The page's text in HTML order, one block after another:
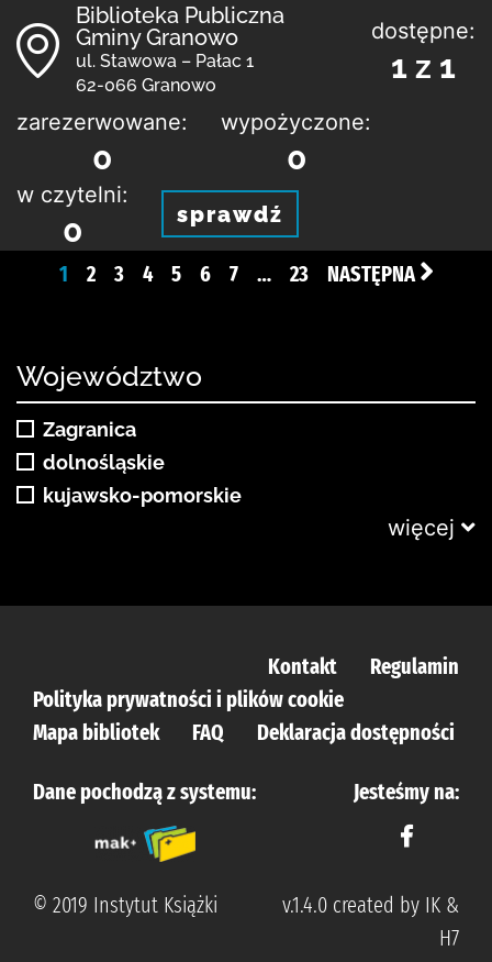
Biblioteka Publiczna
Gminy Granowo
ul. Stawowa – Pałac 1
62-066 Granowo
dostępne:
1 z 1
zarezerwowane:
0
wypożyczone:
0
w czytelni:
0 sprawdź
1 2 3 4 5 6 7 … 23 NASTĘPNA
Województwo
Zagranica
dolnośląskie
kujawsko-pomorskie
więcej
Kontakt
Regulamin
Polityka prywatności i plików cookie
Mapa bibliotek
FAQ Deklaracja dostępności
Dane pochodzą z systemu: Jesteśmy na:
© 2019 Instytut Książki
v.1.4.0 created by IK &
H7